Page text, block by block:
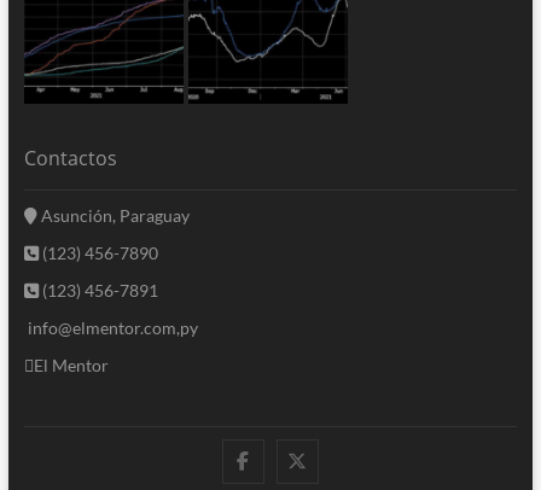
Contactos
Asunción, Paraguay
(123) 456-7890
(123) 456-7891
info@elmentor.com,py
El Mentor
facebook